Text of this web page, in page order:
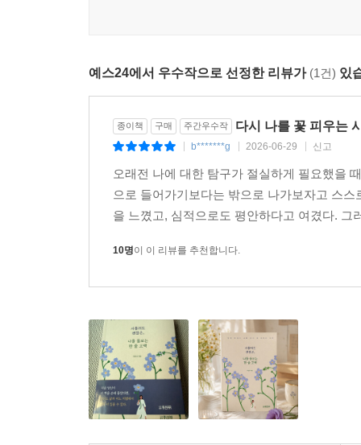
예스24에서 우수작으로 선정한 리뷰가 (1건) 있
종이책 구매 주간우수작 다시 나를 꽃 피우는
b*******g 2026-06-29 신고
오래전 나에 대한 탐구가 절실하게 필요했을
으로 들어가기보다는 밖으로 나가보자고 스
을 느꼈고, 심적으로도 평안하다고 여겼다.
10명이 이 리뷰를 추천합니다.